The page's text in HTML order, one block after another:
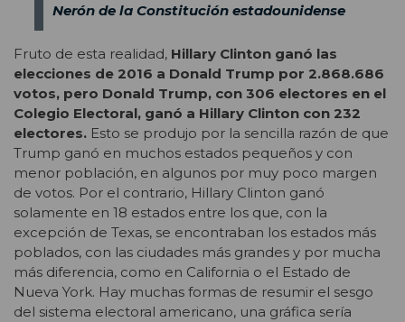
Nerón de la Constitución estadounidense
Fruto de esta realidad, Hillary Clinton ganó las
elecciones de 2016 a Donald Trump por 2.868.686
votos, pero Donald Trump, con 306 electores en el
Colegio Electoral, ganó a Hillary Clinton con 232
electores. Esto se produjo por la sencilla razón de que
Trump ganó en muchos estados pequeños y con
menor población, en algunos por muy poco margen
de votos. Por el contrario, Hillary Clinton ganó
solamente en 18 estados entre los que, con la
excepción de Texas, se encontraban los estados más
poblados, con las ciudades más grandes y por mucha
más diferencia, como en California o el Estado de
Nueva York. Hay muchas formas de resumir el sesgo
del sistema electoral americano, una gráfica sería